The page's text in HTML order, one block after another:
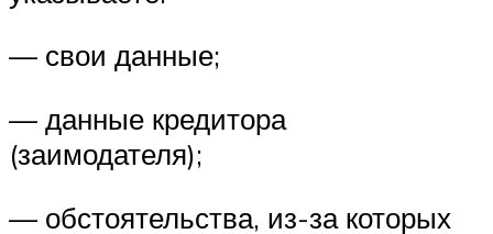
— свои данные;
— данные кредитора
(заимодателя);
— обстоятельства, из-за которых